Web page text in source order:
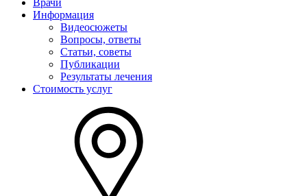
Врачи
Информация
Видеосюжеты
Вопросы, ответы
Статьи, советы
Публикации
Результаты лечения
Стоимость услуг